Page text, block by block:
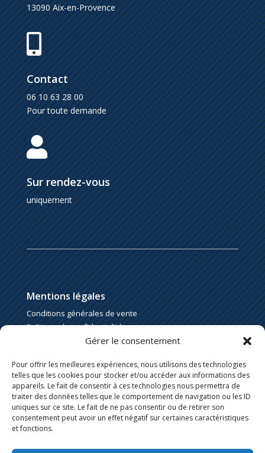
Gérer le consentement
Pour offrir les meilleures expériences, nous utilisons des technologies
telles que les cookies pour stocker et/ou accéder aux informations des
appareils. Le fait de consentir à ces technologies nous permettra de
traiter des données telles que le comportement de navigation ou les ID
uniques sur ce site. Le fait de ne pas consentir ou de retirer son
consentement peut avoir un effet négatif sur certaines caractéristiques
et fonctions.
13090 Aix-en-Provence

Contact
06 10 63 28 00
Pour toute demande

Sur rendez-vous
uniquement
Mentions légales
Conditions générales de vente
Politique de confidentialité
Politique de cookies